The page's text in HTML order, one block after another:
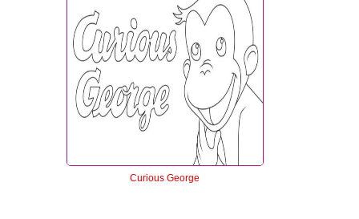
Curious George